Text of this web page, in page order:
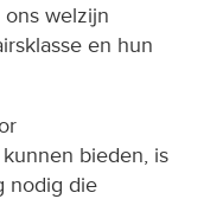
welzijn
en hun
bieden, is
nodig die